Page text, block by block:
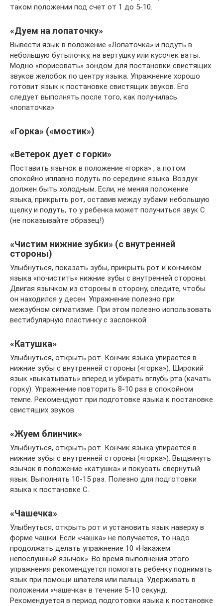
таком положении под счет от 1 до 5-10.
«Дуем на лопаточку»
Вывести язык в положение «Лопаточка» и подуть в
небольшую бутылочку, на вертушку или кусочек ваты.
Модно «порисовать» зондом для постановки свистящих
звуков желобок по центру языка. Упражнение хорошо
готовит язык к постановке свистящих звуков. Его
следует выполнять после того, как получилась
«лопаточка»
«Горка» («мостик»)
«Ветерок дует с горки»
Поставить язычок в положение «горка» , а потом
спокойно иплавно подуть по середине языка. Воздух
должен быть холодным. Если, не меняя положение
языка, прикрыть рот, оставив между зубами небольшую
щелку и подуть, то у ребенка может получиться звук С.
(не показывайте образец!)
«Чистим нижние зубки» (с внутренней
стороны)
Улыбнуться, показать зубы, прикрыть рот и кончиком
языка «почистить» нижние зубы с внутренней стороны.
Двигая язычком из стороны в сторону, следите, чтобы
он находился у десен. Упражнение полезно при
межзубном сигматизме. При этом полезно использовать
вестибулярную пластинку с заслонкой
«Катушка»
Улыбнуться, открыть рот. Кончик языка упирается в
нижние зубы с внутренней стороны («горка»). Широкий
язык «выкатывать» вперед и убирать вглубь рта (качать
горку). Упражнение повторить 8-10 раз в спокойном
темпе. Рекомендуют при подготовке языка к постановке
свистящих звуков.
«Жуем блинчик»
Улыбнуться, открыть рот. Кончик языка упирается в
нижние зубы с внутренней стороны («горка»). Выдвинуть
язычок в положение «катушка» и покусать свернутый
язык. Выполнять 10-15 раз. Полезно для подготовки
языка к постановке С.
«Чашечка»
Улыбнуться, открыть рот и установить язык наверху в
форме чашки. Если «чашка» не получается, то надо
продолжать делать упражнение 10 «Накажем
непослушный язычок». Во время выполнения этого
упражнения рекомендуется помогать ребенку поднимать
язык при помощи шпателя или пальца. Удерживать в
положении «чашечка» в течение 5-10 секунд.
Рекомендуется в период подготовки языка к постановке